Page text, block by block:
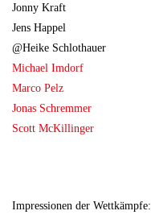
Jonny Kraft
Jens Happel
@Heike Schlothauer
Michael Imdorf
Marco Pelz
Jonas Schremmer
Scott McKillinger
Impressionen der Wettkämpfe: